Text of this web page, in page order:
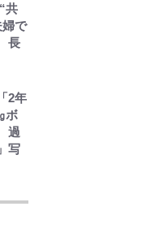
共
で
長
2年
ボ
過
写
ィ